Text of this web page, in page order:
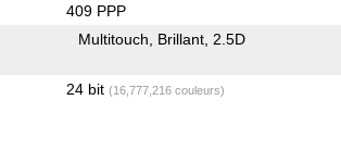
409 PPP
Multitouch Brillant 2.5D
24 bit (16,777,216 couleurs)